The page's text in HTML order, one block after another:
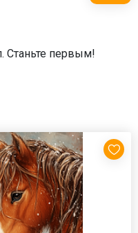
Станьте первым!